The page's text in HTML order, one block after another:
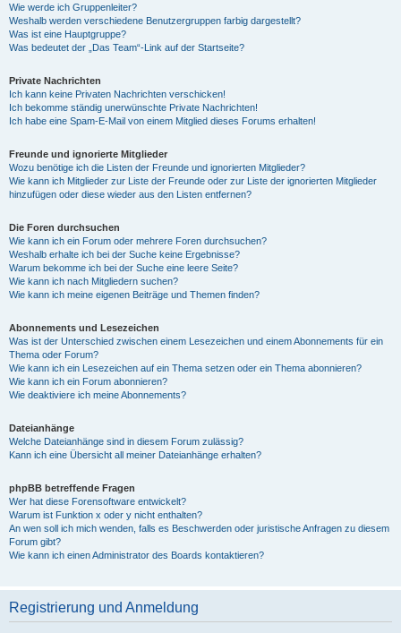
Wie werde ich Gruppenleiter?
Weshalb werden verschiedene Benutzergruppen farbig dargestellt?
Was ist eine Hauptgruppe?
Was bedeutet der „Das Team“-Link auf der Startseite?
Private Nachrichten
Ich kann keine Privaten Nachrichten verschicken!
Ich bekomme ständig unerwünschte Private Nachrichten!
Ich habe eine Spam-E-Mail von einem Mitglied dieses Forums erhalten!
Freunde und ignorierte Mitglieder
Wozu benötige ich die Listen der Freunde und ignorierten Mitglieder?
Wie kann ich Mitglieder zur Liste der Freunde oder zur Liste der ignorierten Mitglieder
hinzufügen oder diese wieder aus den Listen entfernen?
Die Foren durchsuchen
Wie kann ich ein Forum oder mehrere Foren durchsuchen?
Weshalb erhalte ich bei der Suche keine Ergebnisse?
Warum bekomme ich bei der Suche eine leere Seite?
Wie kann ich nach Mitgliedern suchen?
Wie kann ich meine eigenen Beiträge und Themen finden?
Abonnements und Lesezeichen
Was ist der Unterschied zwischen einem Lesezeichen und einem Abonnements für ein
Thema oder Forum?
Wie kann ich ein Lesezeichen auf ein Thema setzen oder ein Thema abonnieren?
Wie kann ich ein Forum abonnieren?
Wie deaktiviere ich meine Abonnements?
Dateianhänge
Welche Dateianhänge sind in diesem Forum zulässig?
Kann ich eine Übersicht all meiner Dateianhänge erhalten?
phpBB betreffende Fragen
Wer hat diese Forensoftware entwickelt?
Warum ist Funktion x oder y nicht enthalten?
An wen soll ich mich wenden, falls es Beschwerden oder juristische Anfragen zu diesem
Forum gibt?
Wie kann ich einen Administrator des Boards kontaktieren?
Registrierung und Anmeldung